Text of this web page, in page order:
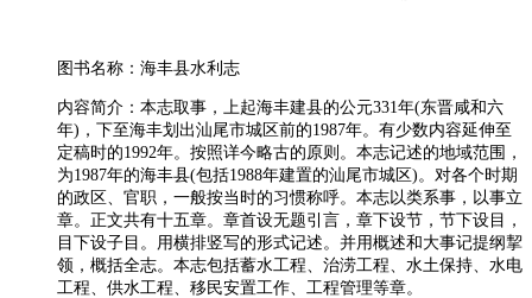
图书名称：海丰县水利志
内容简介：本志取事，上起海丰建县的公元331年(东晋咸和六
年)，下至海丰划出汕尾市城区前的1987年。有少数内容延伸至
定稿时的1992年。按照详今略古的原则。本志记述的地域范围，
为1987年的海丰县(包括1988年建置的汕尾市城区)。对各个时期
的政区、官职，一般按当时的习惯称呼。本志以类系事，以事立
章。正文共有十五章。章首设无题引言，章下设节，节下设目，
目下设子目。用横排竖写的形式记述。并用概述和大事记提纲挈
领，概括全志。本志包括蓄水工程、治涝工程、水土保持、水电
工程、供水工程、移民安置工作、工程管理等章。